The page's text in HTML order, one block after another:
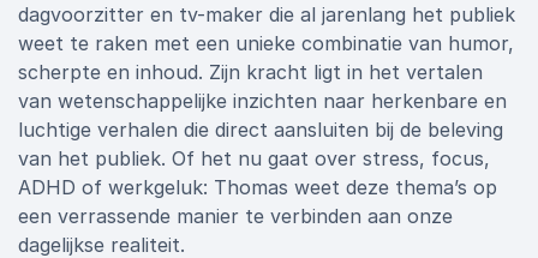
dagvoorzitter en tv-maker die al jarenlang het publiek
weet te raken met een unieke combinatie van humor,
scherpte en inhoud. Zijn kracht ligt in het vertalen
van wetenschappelijke inzichten naar herkenbare en
luchtige verhalen die direct aansluiten bij de beleving
van het publiek. Of het nu gaat over stress, focus,
ADHD of werkgeluk: Thomas weet deze thema’s op
een verrassende manier te verbinden aan onze
dagelijkse realiteit.